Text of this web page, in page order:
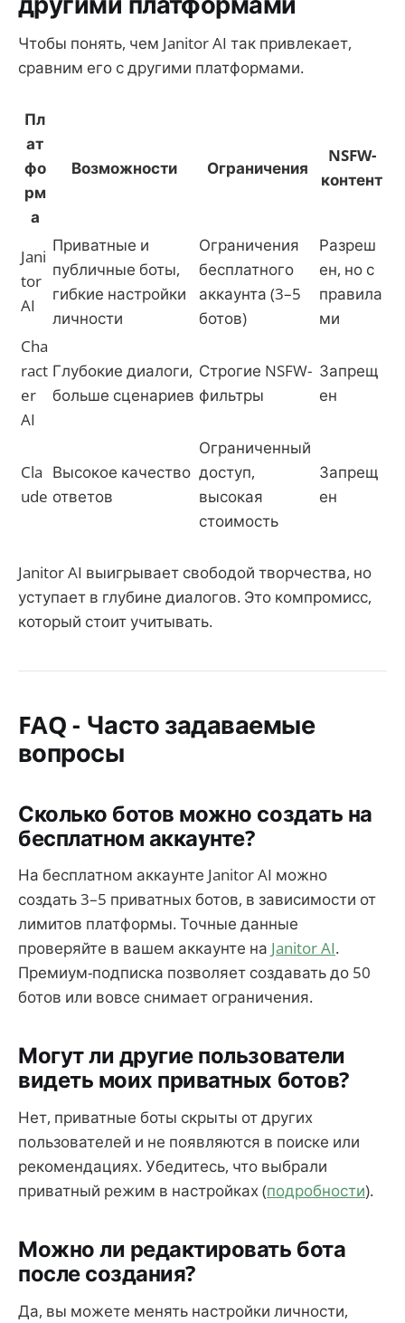
Чтобы понять, чем Janitor AI так привлекает,
сравним его с другими платформами.
Пл
ат
фо
рм
а
Возможности Ограничения
NSFW-
контент
Jani
tor
AI
Приватные и
публичные боты,
гибкие настройки
личности
Ограничения
бесплатного
аккаунта (3–5
ботов)
Разреш
ен, но с
правила
ми
Cha
ract
er
AI
Глубокие диалоги,
больше сценариев
Строгие NSFW-
фильтры
Запрещ
ен
Cla
ude
Высокое качество
ответов
Ограниченный
доступ,
высокая
стоимость
Запрещ
ен
Janitor AI выигрывает свободой творчества, но
уступает в глубине диалогов. Это компромисс,
который стоит учитывать.
FAQ - Часто задаваемые
вопросы
Сколько ботов можно создать на
бесплатном аккаунте?
На бесплатном аккаунте Janitor AI можно
создать 3–5 приватных ботов, в зависимости от
лимитов платформы. Точные данные
проверяйте в вашем аккаунте на Janitor AI.
Премиум-подписка позволяет создавать до 50
ботов или вовсе снимает ограничения.
Могут ли другие пользователи
видеть моих приватных ботов?
Нет, приватные боты скрыты от других
пользователей и не появляются в поиске или
рекомендациях. Убедитесь, что выбрали
приватный режим в настройках (подробности).
Можно ли редактировать бота
после создания?
Да, вы можете менять настройки личности,